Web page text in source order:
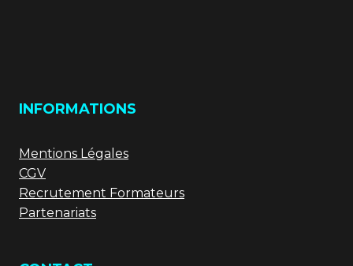
INFORMATIONS
Mentions Légales
CGV
Recrutement Formateurs
Partenariats